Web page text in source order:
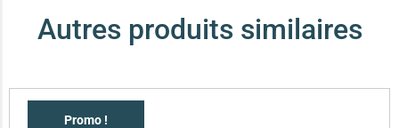
Autres produits similaires
Promo !